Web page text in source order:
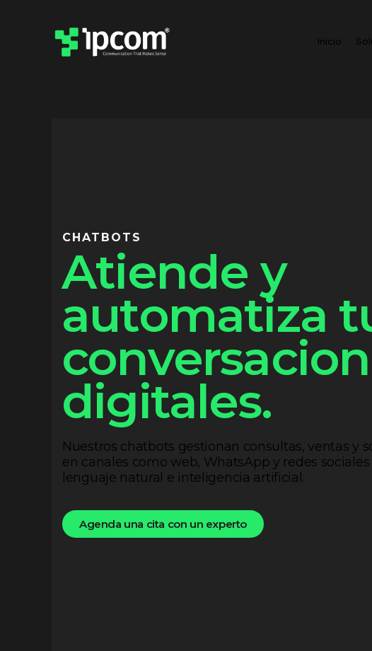
Inicio
CHATBOTS
Atiende y
automatiza
digitales.
Nuestros chatbots gestionan consultas, ventas y
en canales como web, WhatsApp y redes sociales
lenguaje natural e inteligencia artificial.
Agenda una cita con un experto